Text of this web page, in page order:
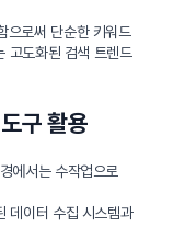
으로써 단순한 키워드
고도화된 검색 트렌드
구 활용
에서는 수작업으로
데이터 수집 시스템과